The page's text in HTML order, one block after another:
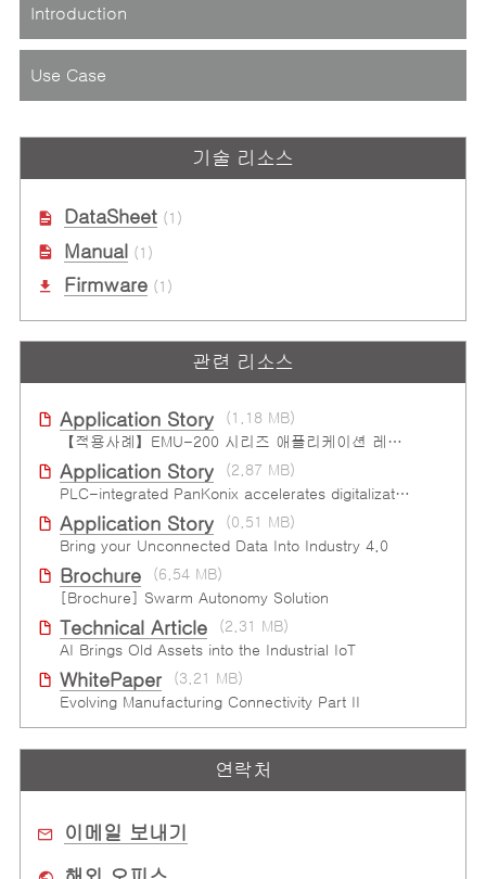
Introduction
Use Case
기술 리소스
DataSheet(1)
Manual (1)
Firmware(1)
관련 리소스
Application Story
(1.18 MB)
【적용사례】EMU-200 시리즈 애플리케이션 레디 IIoT 게이트웨이
Application Story
(2.87 MB)
PLC-integrated PanKonix accelerates digitalization
Application Story
(0.51 MB)
Bring your Unconnected Data Into Industry 4.0
Brochure
(6.54 MB)
[Brochure] Swarm Autonomy Solution
Technical Article
(2.31 MB)
AI Brings Old Assets into the Industrial IoT
WhitePaper
(3.21 MB)
Evolving Manufacturing Connectivity Part II
연락처
이메일 보내기